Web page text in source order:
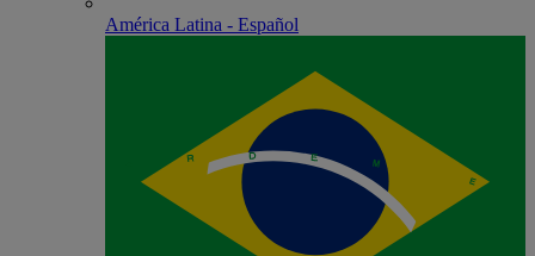
América Latina - Español